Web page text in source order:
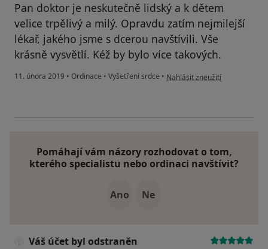
Pan doktor je neskutečně lidský a k dětem
velice trpělivý a milý. Opravdu zatím nejmilejší
lékař, jakého jsme s dcerou navštívili. Vše
krásně vysvětlí. Kéž by bylo více takových.
11. února 2019 • Ordinace • Vyšetření srdce • podle názoru uživatele Váš
Nahlásit zneužití
Pomáhají vám názory rozhodovat o tom,
kterého specialistu nebo ordinaci navštívit?
Ano Ne
Váš účet byl odstraněn